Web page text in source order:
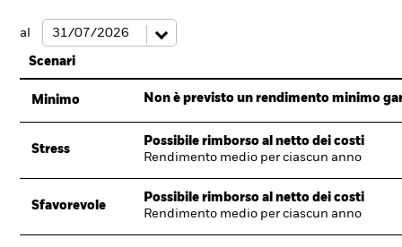
al
Scenari
Minimo Non è previsto un rendimento minimo
Stress
Possibile rimborso al netto dei costi
Rendimento medio per ciascun anno
Sfavorevole
Possibile rimborso al netto dei costi
Rendimento medio per ciascun anno